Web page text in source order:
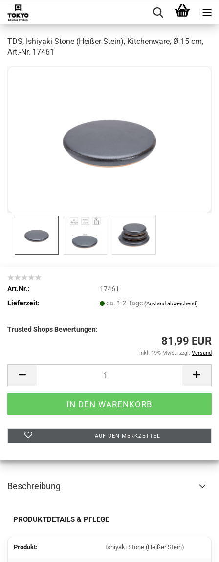
TDS, Ishiyaki Stone (Heißer Stein), Kitchenware, Ø 15 cm,
Art.-Nr. 17461
Art.Nr.:
17461
Lieferzeit:
ca. 1-2 Tage(Ausland abweichend)
Trusted Shops Bewertungen:
81,99 EUR
inkl. 19% MwSt. zzgl. Versand
AUF DEN MERKZETTEL
Beschreibung
PRODUKTDETAILS & PFLEGE
Produkt: Ishiyaki Stone (Heißer Stein)